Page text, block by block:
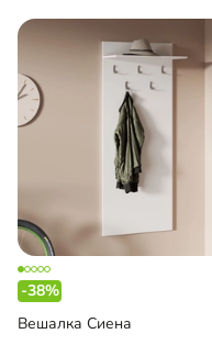
-38%
Вешалка Сиена